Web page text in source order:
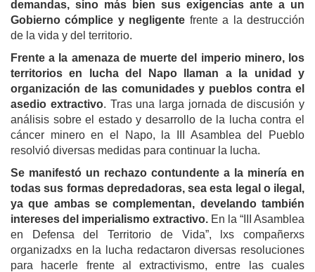
demandas, sino más bien sus exigencias ante a un
Gobierno cómplice y negligente frente a la destrucción
de la vida y del territorio.
Frente a la amenaza de muerte del imperio minero, los
territorios en lucha del Napo llaman a la unidad y
organización de las comunidades y pueblos contra el
asedio extractivo. Tras una larga jornada de discusión y
análisis sobre el estado y desarrollo de la lucha contra el
cáncer minero en el Napo, la III Asamblea del Pueblo
resolvió diversas medidas para continuar la lucha.
Se manifestó un rechazo contundente a la minería en
todas sus formas depredadoras, sea esta legal o ilegal,
ya que ambas se complementan, develando también
intereses del imperialismo extractivo. En la “III Asamblea
en Defensa del Territorio de Vida”, lxs compañerxs
organizadxs en la lucha redactaron diversas resoluciones
para hacerle frente al extractivismo, entre las cuales